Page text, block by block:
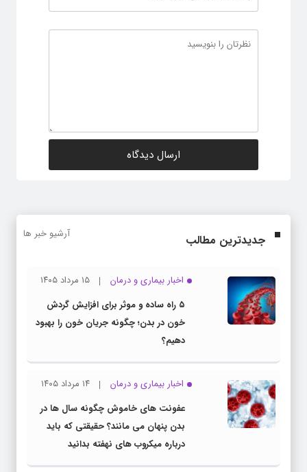
جدیدترین مطالب آرشیو خبر ها
اخبار بیماری و درمان
۱۵ مرداد ۱۴۰۵
۵ راه ساده و موثر برای افزایش گردش
خون در بدن؛ چگونه جریان خون را بهبود
دهیم؟
اخبار بیماری و درمان
۱۴ مرداد ۱۴۰۵
عفونت های خاموش چگونه سال ها در
بدن پنهان می مانند؟ حقیقتی که باید
درباره میکروب های نهفته بدانید